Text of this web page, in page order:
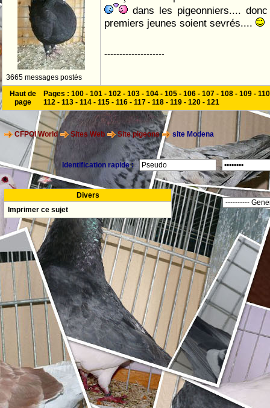
3665 messages postés
dans les pigeonniers....
premiers jeunes soient sevrés....
--------------------
Haut de
page
Pages : 100 - 101 - 102 - 103 - 104 - 105 - 106 - 107 - 108 - 109 - 110
112 - 113 - 114 - 115 - 116 - 117 - 118 - 119 - 120 - 121
CFPOI World Sites Web Site pigeons site Modena
Identification rapide :
Divers
Imprimer ce sujet